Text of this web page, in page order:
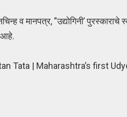
व मानपत्र, ”उद्योगिनी’
आहे.
Tata | Maharashtra’s first